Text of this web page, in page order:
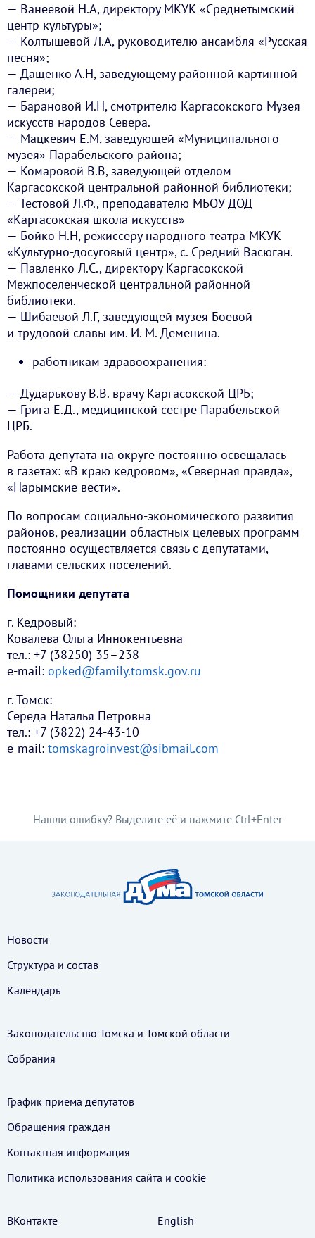
— Ванеевой Н.А, директору МКУК «Среднетымский
центр культуры»;
— Колтышевой Л.А, руководителю ансамбля «Русская
песня»;
— Дащенко А.Н, заведующему районной картинной
галереи;
— Барановой И.Н, смотрителю Каргасокского Музея
искусств народов Севера.
— Мацкевич Е.М, заведующей «Муниципального
музея» Парабельского района;
— Комаровой В.В, заведующей отделом
Каргасокской центральной районной библиотеки;
— Тестовой Л.Ф., преподавателю МБОУ ДОД
«Каргасокская школа искусств»
— Бойко Н.Н, режиссеру народного театра МКУК
«Культурно-досуговый центр», с. Средний Васюган.
— Павленко Л.С., директору Каргасокской
Межпоселенческой центральной районной
библиотеки.
— Шибаевой Л.Г, заведующей музея Боевой
и трудовой славы им. И. М. Деменина.
работникам здравоохранения:
— Дударькову В.В. врачу Каргасокской ЦРБ;
— Грига Е.Д., медицинской сестре Парабельской
ЦРБ.
Работа депутата на округе постоянно освещалась
в газетах: «В краю кедровом», «Северная правда»,
«Нарымские вести».
По вопросам социально-экономического развития
районов, реализации областных целевых программ
постоянно осуществляется связь с депутатами,
главами сельских поселений.
Помощники депутата
г. Кедровый:
Ковалева Ольга Иннокентьевна
тел.: +7 (38250) 35–238
e-mail: opked@family.tomsk.gov.ru
г. Томск:
Середа Наталья Петровна
тел.: +7 (3822) 24-43-10
e-mail: tomskagroinvest@sibmail.com
Нашли ошибку? Выделите её и нажмите Ctrl+Enter
Новости
Структура и состав
Календарь
Законодательство Томска и Томской области
Собрания
График приема депутатов
Обращения граждан
Контактная информация
Политика использования cайта и cookie
ВКонтакте English